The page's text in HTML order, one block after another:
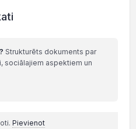
Strukturēts dokuments par
sociālajiem aspektiem un
Pievienot